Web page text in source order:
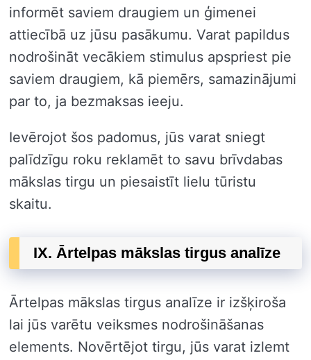
informēt saviem draugiem un ģimenei
attiecībā uz jūsu pasākumu. Varat papildus
nodrošināt vecākiem stimulus apspriest pie
saviem draugiem, kā piemērs, samazinājumi
par to, ja bezmaksas ieeju.
Ievērojot šos padomus, jūs varat sniegt
palīdzīgu roku reklamēt to savu brīvdabas
mākslas tirgu un piesaistīt lielu tūristu
skaitu.
IX. Ārtelpas mākslas tirgus analīze
Ārtelpas mākslas tirgus analīze ir izšķiroša
lai jūs varētu veiksmes nodrošināšanas
elements. Novērtējot tirgu, jūs varat izlemt